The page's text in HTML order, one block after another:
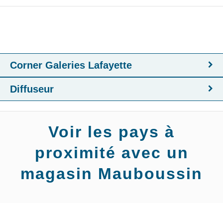
Corner Galeries Lafayette
Diffuseur
Voir les pays à
proximité avec un
magasin Mauboussin